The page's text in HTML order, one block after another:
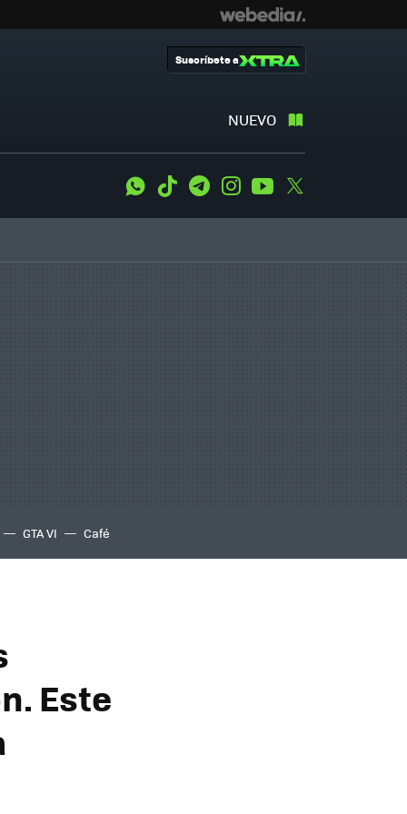
NUEVO
Suscríbete a
WhatsApp
Tiktok TelegramInstagramYoutube
GTA VI Café
Este